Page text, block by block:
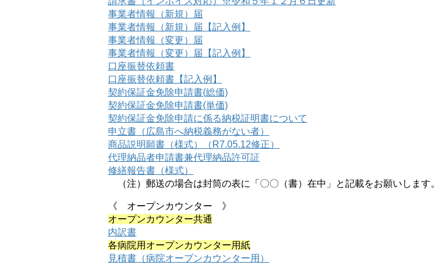
事業者情報（新規）届
事業者情報（新規）届【記入例】
事業者情報（変更）届
事業者情報（変更）届【記入例】
口座振替依頼書
口座振替依頼書【記入例】
契約保証金免除申請書(総価)
契約保証金免除申請書(単価)
契約保証金免除申請に係る納税証明書について
申立書（広島市へ納税義務がない者）
商品説明願書（様式）（R7.05.12修正）
代理納品者申請書兼代理納品許可証
修繕報告書（様式）
（注）郵送の場合は封筒の表に「〇〇（書）在中」と記載をお願いします。
《 オープンカウンター 》
オープンカウンター共通
内訳書
各病院用オープンカウンター用紙
見積書（病院オープンカウンター用）